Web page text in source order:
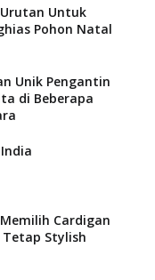
Untuk
Pohon Natal
Unik Pengantin
di Beberapa
Cardigan
Tetap Stylish